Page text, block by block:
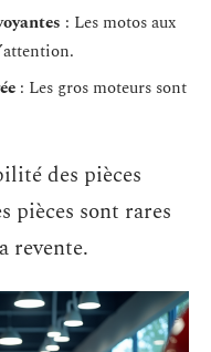
: Les motos aux
: Les gros moteurs sont
des pièces
pièces sont rares
revente.